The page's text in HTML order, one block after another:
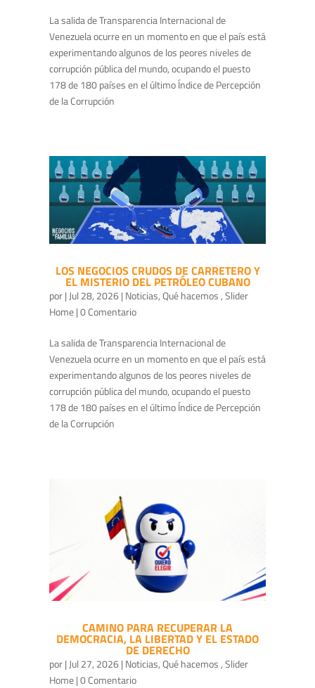
La salida de Transparencia Internacional de
Venezuela ocurre en un momento en que el país está
experimentando algunos de los peores niveles de
corrupción pública del mundo, ocupando el puesto
178 de 180 países en el último Índice de Percepción
de la Corrupción
LOS NEGOCIOS CRUDOS DE CARRETERO Y
EL MISTERIO DEL PETRÓLEO CUBANO
por|Jul 28, 2026| Noticias,Qué hacemos,Slider
Home| 0 Comentario
La salida de Transparencia Internacional de
Venezuela ocurre en un momento en que el país está
experimentando algunos de los peores niveles de
corrupción pública del mundo, ocupando el puesto
178 de 180 países en el último Índice de Percepción
de la Corrupción
CAMINO PARA RECUPERAR LA
DEMOCRACIA, LA LIBERTAD Y EL ESTADO
DE DERECHO
por| Jul 27, 2026| Noticias,Qué hacemos ,Slider
Home| 0 Comentario